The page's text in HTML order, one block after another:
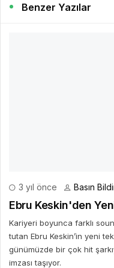
Benzer Yazılar
3 yıl önce Basın
Ebru Keskin'den
Kariyeri boyunca farklı
tutan Ebru Keskin’in yeni
günümüzde bir çok hit
imzası taşıyor.